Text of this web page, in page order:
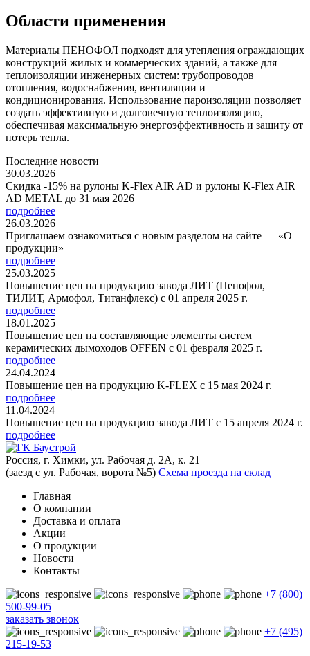
Области применения
Материалы ПЕНОФОЛ подходят для утепления ограждающих
конструкций жилых и коммерческих зданий, а также для
теплоизоляции инженерных систем: трубопроводов
отопления, водоснабжения, вентиляции и
кондиционирования. Использование пароизоляции позволяет
создать эффективную и долговечную теплоизоляцию,
обеспечивая максимальную энергоэффективность и защиту от
потерь тепла.
Последние новости
30.03.2026
Скидка -15% на рулоны K-Flex AIR AD и рулоны K-Flex AIR
AD METAL до 31 мая 2026
подробнее
26.03.2026
Приглашаем ознакомиться с новым разделом на сайте — «О
продукции»
подробнее
25.03.2025
Повышение цен на продукцию завода ЛИТ (Пенофол,
ТИЛИТ, Армофол, Титанфлекс) с 01 апреля 2025 г.
подробнее
18.01.2025
Повышение цен на составляющие элементы систем
керамических дымоходов OFFEN с 01 февраля 2025 г.
подробнее
24.04.2024
Повышение цен на продукцию K-FLEX с 15 мая 2024 г.
подробнее
11.04.2024
Повышение цен на продукцию завода ЛИТ с 15 апреля 2024 г.
подробнее
Россия, г. Химки, ул. Рабочая д. 2А, к. 21
(заезд с ул. Рабочая, ворота №5) Схема проезда на склад
Главная
О компании
Доставка и оплата
Акции
О продукции
Новости
Контакты
+7 (800)
500-99-05
заказать звонок
+7 (495)
215-19-53